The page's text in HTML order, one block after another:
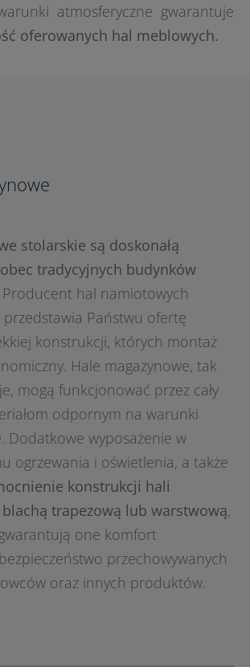
atmosferyczne gwarantuje
oferowanych hal meblowych.
stolarskie są doskonałą
tradycyjnych budynków
Producent hal namiotowych
Państwu ofertę
konstrukcji, których montaż
Hale magazynowe, tak
mogą funkcjonować przez cały
odpornym na warunki
Dodatkowe wyposażenie w
ogrzewania i oświetlenia, a także
konstrukcji hali
trapezową lub warstwową,
one komfort
przechowywanych
oraz innych produktów.